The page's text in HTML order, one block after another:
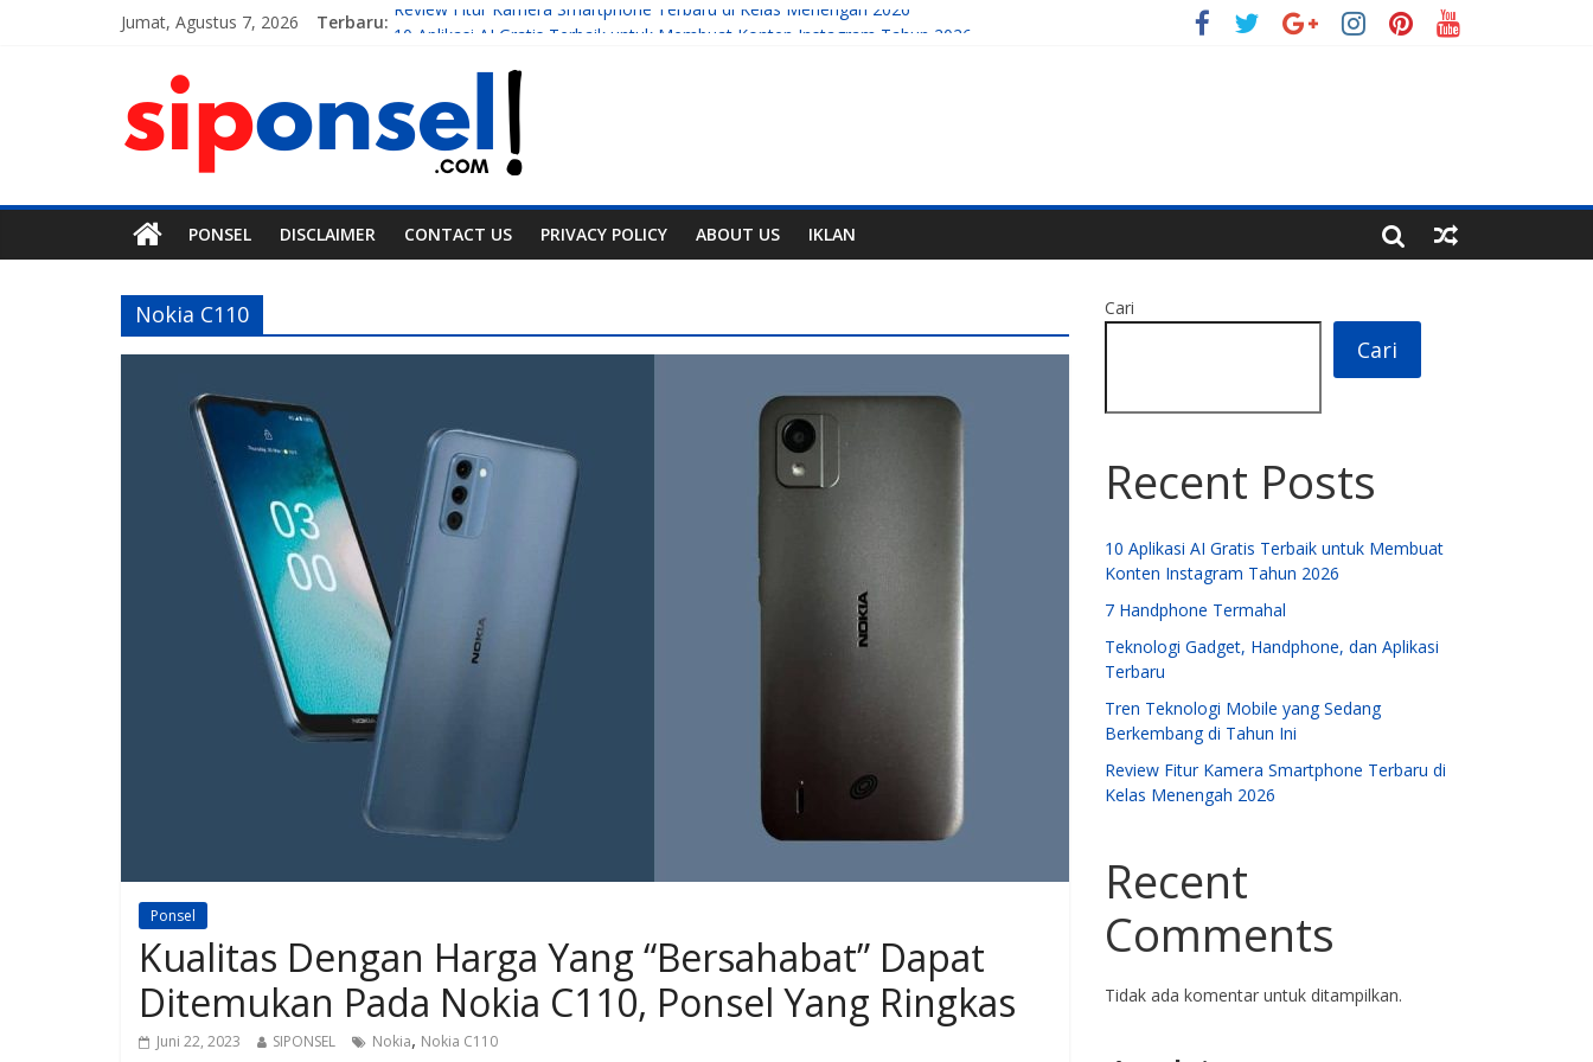
Jumat, Agustus 7, 2026 Terbaru: Review Fitur Kamera Smartphone Terbaru di Kelas Menengah 2026
7 Handphone Termahal
Teknologi Gadget, Handphone, dan Aplikasi Terbaru
Tren Teknologi Mobile yang Sedang Berkembang di Tahun Ini
PONSEL DISCLAIMER CONTACT US PRIVACY POLICY ABOUT US IKLAN
Nokia C110
Ponsel
Kualitas Dengan Harga Yang “Bersahabat” Dapat
Ditemukan Pada Nokia C110, Ponsel Yang Ringkas
Juni 22, 2023 SIPONSEL Nokia, Nokia C110
Cari
Cari
Recent Posts
10 Aplikasi AI Gratis Terbaik untuk Membuat
Konten Instagram Tahun 2026
7 Handphone Termahal
Teknologi Gadget, Handphone, dan Aplikasi
Terbaru
Tren Teknologi Mobile yang Sedang
Berkembang di Tahun Ini
Review Fitur Kamera Smartphone Terbaru di
Kelas Menengah 2026
Recent
Comments
Tidak ada komentar untuk ditampilkan.